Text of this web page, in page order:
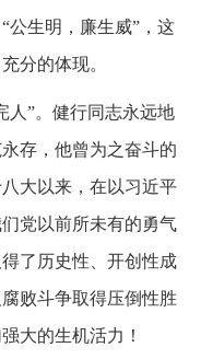
公生明，廉生威”，这
分的体现。
人”。健行同志永远地
存，他曾为之奋斗的
大以来，在以习近平
党以前所未有的勇气
了历史性、开创性成
败斗争取得压倒性胜
大的生机活力！